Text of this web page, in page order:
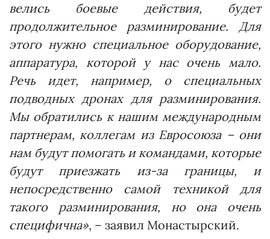
велись боевые действия, будет
продолжительное разминирование. Для
этого нужно специальное оборудование,
аппаратура, которой у нас очень мало.
Речь идет, например, о специальных
подводных дронах для разминирования.
Мы обратились к нашим международным
партнерам, коллегам из Евросоюза – они
нам будут помогать и командами, которые
будут приезжать из-за границы, и
непосредственно самой техникой для
такого разминирования, но она очень
специфична», – заявил Монастырский.